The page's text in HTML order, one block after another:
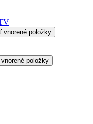
vnorené položky
položky